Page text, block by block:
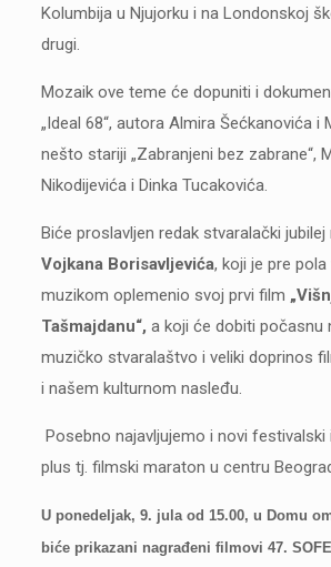
Kolumbija u Njujorku i na Londonskoj
drugi.
Mozaik ove teme će dopuniti i
„Ideal 68“, autora Almira Šećkanovića i
nešto stariji „Zabranjeni bez zabrane“,
Nikodijevića i Dinka Tucakovića.
Biće proslavljen redak stvaralački
Vojkana Borisavljevića, koji je pre
muzikom oplemenio svoj prvi film
Tašmajdanu“, a koji će dobiti počasnu
muzičko stvaralaštvo i veliki doprinos
i našem kulturnom nasleđu.
Posebno najavljujemo i novi festivalski
plus tj. filmski maraton u centru
U ponedeljak, 9. jula od 15.00, u Domu
biće prikazani nagrađeni filmovi 47.